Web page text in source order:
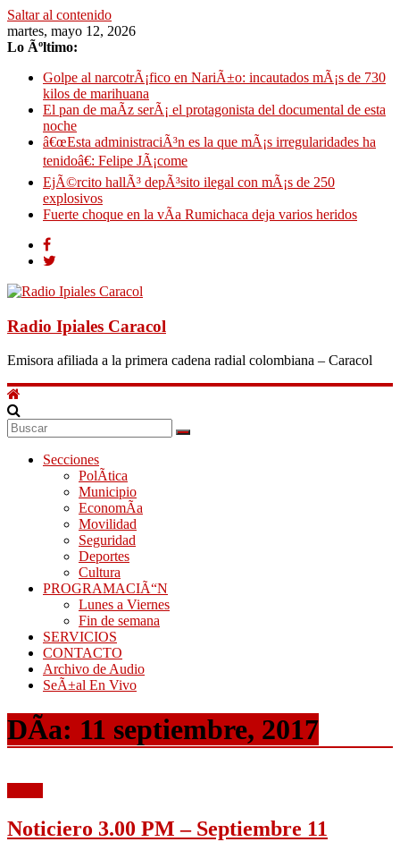
Saltar al contenido
martes, mayo 12, 2026
Lo Ãºltimo:
Golpe al narcotrÃ¡fico en NariÃ±o: incautados mÃ¡s de 730
kilos de marihuana
El pan de maÃ­z serÃ¡ el protagonista del documental de esta
noche
â€œEsta administraciÃ³n es la que mÃ¡s irregularidades ha
tenidoâ€: Felipe JÃ¡come
EjÃ©rcito hallÃ³ depÃ³sito ilegal con mÃ¡s de 250
explosivos
Fuerte choque en la vÃ­a Rumichaca deja varios heridos
Radio Ipiales Caracol
Emisora afiliada a la primera cadena radial colombiana – Caracol
Secciones
PolÃ­tica
Municipio
EconomÃ­a
Movilidad
Seguridad
Deportes
Cultura
PROGRAMACIÃ“N
Lunes a Viernes
Fin de semana
SERVICIOS
CONTACTO
Archivo de Audio
SeÃ±al En Vivo
DÃ­a: 11 septiembre, 2017
Noticiero 3.00 PM – Septiembre 11